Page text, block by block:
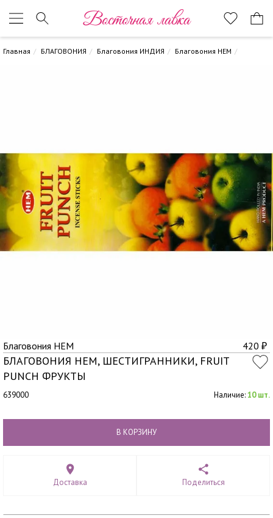
Восточная лавка
Главная БЛАГОВОНИЯ Благовония ИНДИЯ Благовония HEM
Благовония HEM 420 ₽
БЛАГОВОНИЯ HEM, ШЕСТИГРАННИКИ, FRUIT
PUNCH ФРУКТЫ
639000 Наличие:10 шт.
В КОРЗИНУ
Доставка Поделиться